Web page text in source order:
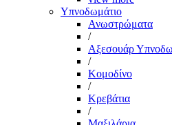
Υπνοδωμάτιο
Ανωστρώματα
/
Αξεσουάρ
/
Κομοδίνο
/
Κρεβάτια
/